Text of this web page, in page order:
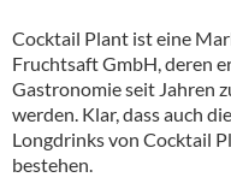
Cocktail Plant ist eine
Fruchtsaft GmbH, deren
Gastronomie seit Jahren
werden. Klar, dass auch
Longdrinks von Cocktail
bestehen.